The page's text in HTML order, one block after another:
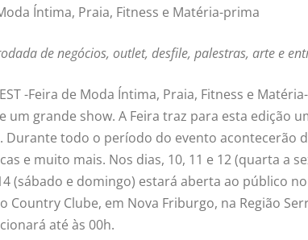
Íntima, Praia, Fitness e Matéria-prima
de negócios, outlet, desfile, palestras, arte e
-Feira de Moda Íntima, Praia, Fitness e
um grande show. A Feira traz para esta edição
todo o período do evento acontecerão
e muito mais. Nos dias, 10, 11 e 12 (quarta a
(sábado e domingo) estará aberta ao público
Country Clube, em Nova Friburgo, na Região
até às 00h.